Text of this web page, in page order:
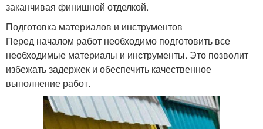
заканчивая финишной отделкой.
Подготовка материалов и инструментов
Перед началом работ необходимо подготовить все
необходимые материалы и инструменты. Это позволит
избежать задержек и обеспечить качественное
выполнение работ.